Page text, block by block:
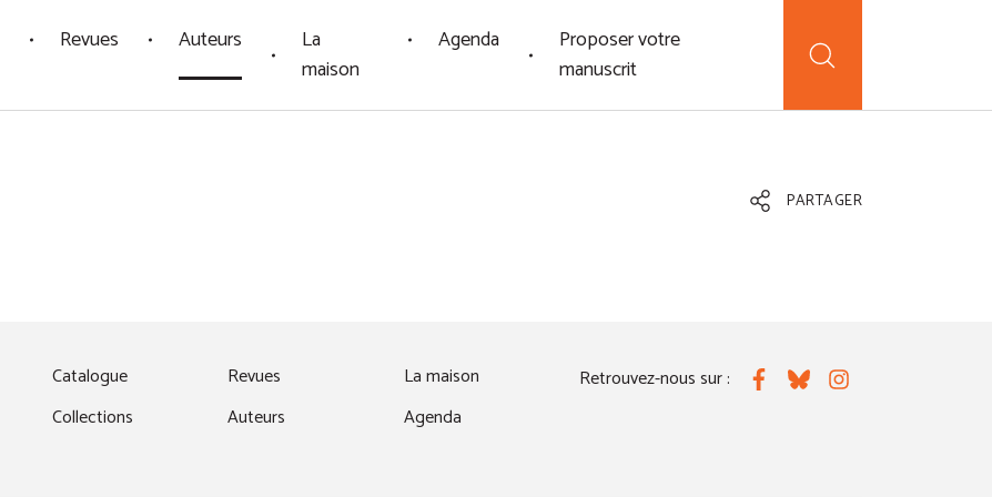
Revues Auteurs
La
maison
Agenda
Proposer votre
manuscrit
PARTAGER
Catalogue
Collections
Revues
Auteurs
La maison
Agenda
Retrouvez-nous sur : FacebookBlueskyInstagram